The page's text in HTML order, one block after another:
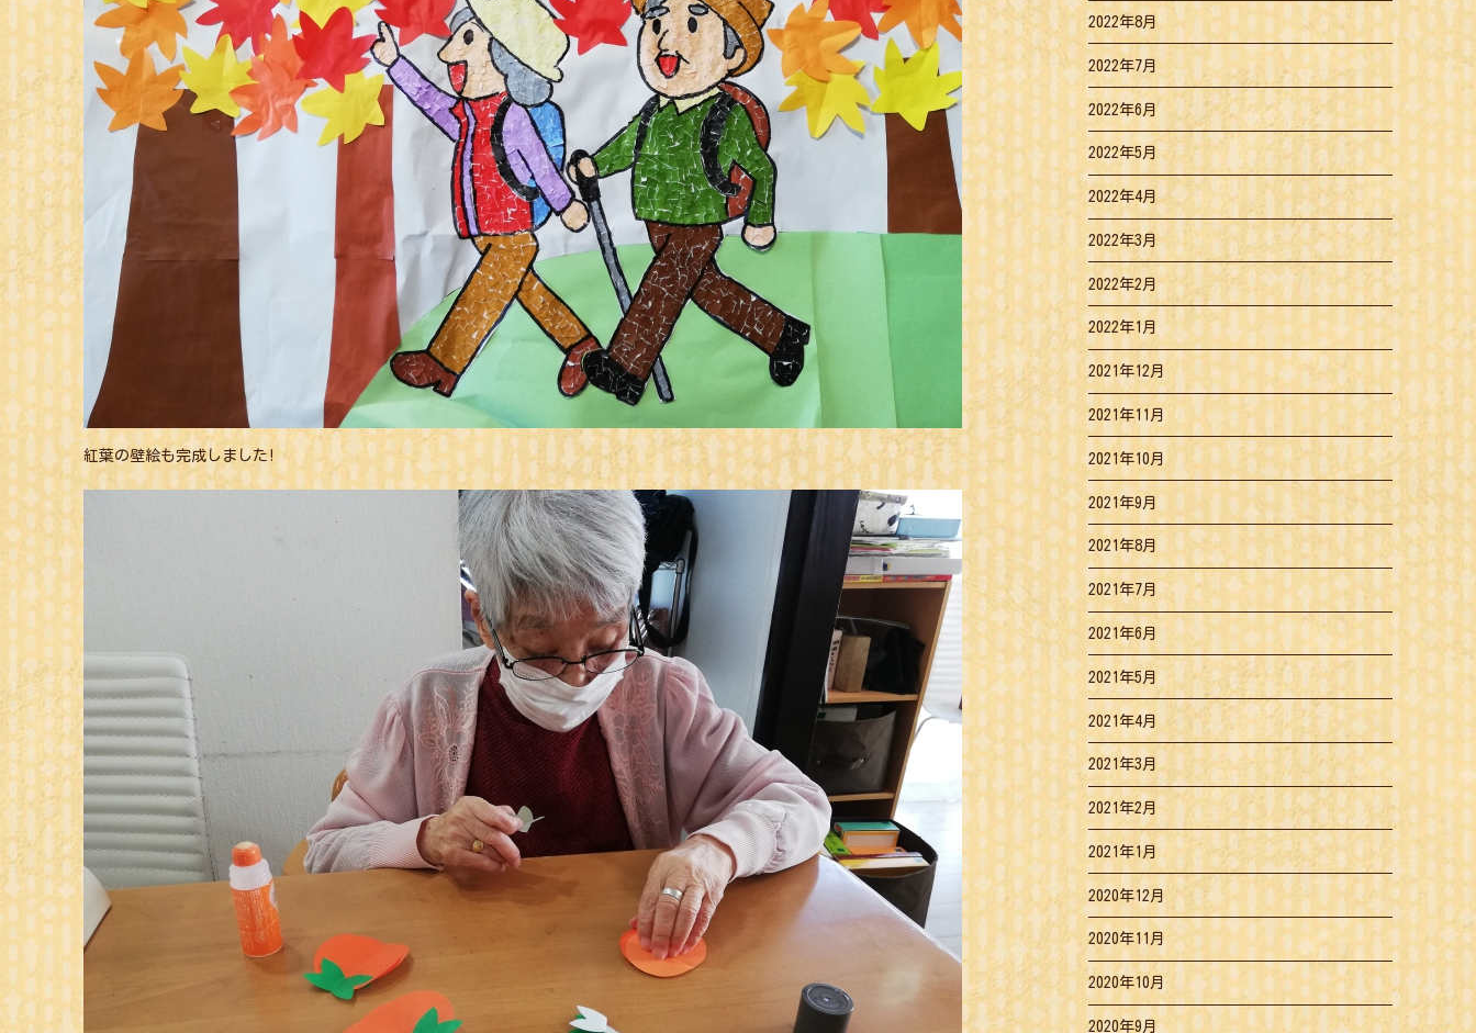
紅葉の壁絵も完成しました!
2022年8月
2022年7月
2022年6月
2022年5月
2022年4月
2022年3月
2022年2月
2022年1月
2021年12月
2021年11月
2021年10月
2021年9月
2021年8月
2021年7月
2021年6月
2021年5月
2021年4月
2021年3月
2021年2月
2021年1月
2020年12月
2020年11月
2020年10月
2020年9月